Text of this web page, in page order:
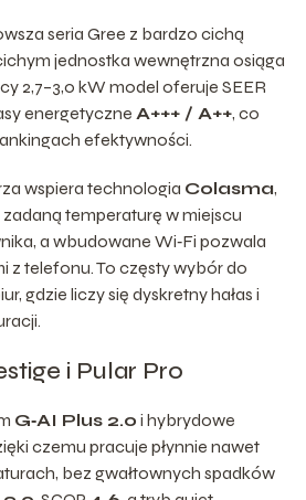
seria Gree z bardzo cichą
jednostka wewnętrzna osiąga
2,7–3,0 kW model oferuje SEER
energetyczne A+++ / A++, co
efektywności.
wspiera technologia Colasma,
temperaturę w miejscu
a wbudowane Wi‑Fi pozwala
z telefonu. To częsty wybór do
gdzie liczy się dyskretny hałas i
i Pular Pro
G‑AI Plus 2.0 i hybrydowe
czemu pracuje płynnie nawet
bez gwałtownych spadków